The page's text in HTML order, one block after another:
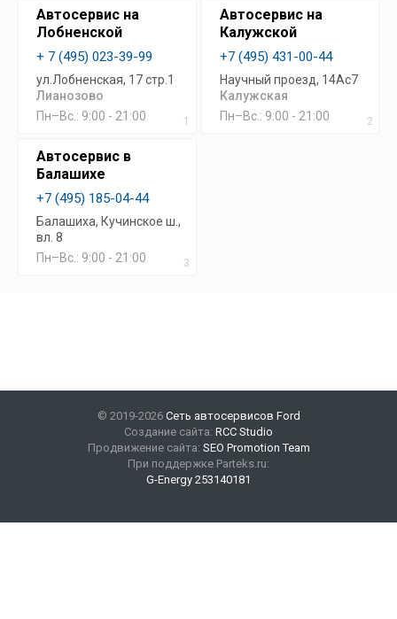
1
Автосервис на
Лобненской
+ 7 (495) 023-39-99
ул.Лобненская, 17 стр.1
Лианозово
Пн–Вс.: 9:00 - 21:00
2
Автосервис на
Калужской
+7 (495) 431-00-44
Научный проезд, 14Ас7
Калужская
Пн–Вс.: 9:00 - 21:00
3
Автосервис в
Балашихе
+7 (495) 185-04-44
Балашиха, Кучинское ш.,
вл. 8
Пн–Вс.: 9:00 - 21:00
© 2019-2026 Сеть автосервисов Ford
Создание сайта: RCC Studio
Продвижение сайта: SEO Promotion Team
При поддержке Parteks.ru:
G-Energy 253140181